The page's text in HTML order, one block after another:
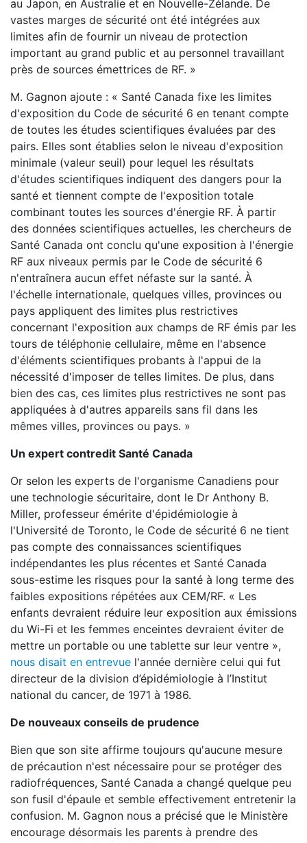
au Japon, en Australie et en Nouvelle-Zélande. De
vastes marges de sécurité ont été intégrées aux
limites afin de fournir un niveau de protection
important au grand public et au personnel travaillant
près de sources émettrices de RF. »
M. Gagnon ajoute : « Santé Canada fixe les limites
d'exposition du Code de sécurité 6 en tenant compte
de toutes les études scientifiques évaluées par des
pairs. Elles sont établies selon le niveau d'exposition
minimale (valeur seuil) pour lequel les résultats
d'études scientifiques indiquent des dangers pour la
santé et tiennent compte de l'exposition totale
combinant toutes les sources d'énergie RF. À partir
des données scientifiques actuelles, les chercheurs de
Santé Canada ont conclu qu'une exposition à l'énergie
RF aux niveaux permis par le Code de sécurité 6
n'entraînera aucun effet néfaste sur la santé. À
l'échelle internationale, quelques villes, provinces ou
pays appliquent des limites plus restrictives
concernant l'exposition aux champs de RF émis par les
tours de téléphonie cellulaire, même en l'absence
d'éléments scientifiques probants à l'appui de la
nécessité d'imposer de telles limites. De plus, dans
bien des cas, ces limites plus restrictives ne sont pas
appliquées à d'autres appareils sans fil dans les
mêmes villes, provinces ou pays. »
Un expert contredit Santé Canada
Or selon les experts de l'organisme Canadiens pour
une technologie sécuritaire, dont le Dr Anthony B.
Miller, professeur émérite d'épidémiologie à
l'Université de Toronto, le Code de sécurité 6 ne tient
pas compte des connaissances scientifiques
indépendantes les plus récentes et Santé Canada
sous-estime les risques pour la santé à long terme des
faibles expositions répétées aux CEM/RF. « Les
enfants devraient réduire leur exposition aux émissions
du Wi-Fi et les femmes enceintes devraient éviter de
mettre un portable ou une tablette sur leur ventre »,
nous disait en entrevue l'année dernière celui qui fut
directeur de la division d’épidémiologie à l’Institut
national du cancer, de 1971 à 1986.
De nouveaux conseils de prudence
Bien que son site affirme toujours qu'aucune mesure
de précaution n'est nécessaire pour se protéger des
radiofréquences, Santé Canada a changé quelque peu
son fusil d'épaule et semble effectivement entretenir la
confusion. M. Gagnon nous a précisé que le Ministère
encourage désormais les parents à prendre des